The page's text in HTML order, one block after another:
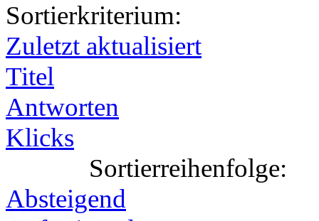
Sortierkriterium:
Zuletzt aktualisiert
Titel
Antworten
Klicks
Sortierreihenfolge:
Absteigend